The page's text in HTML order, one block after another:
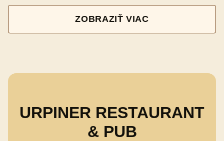
ZOBRAZIŤ VIAC
URPINER RESTAURANT
& PUB